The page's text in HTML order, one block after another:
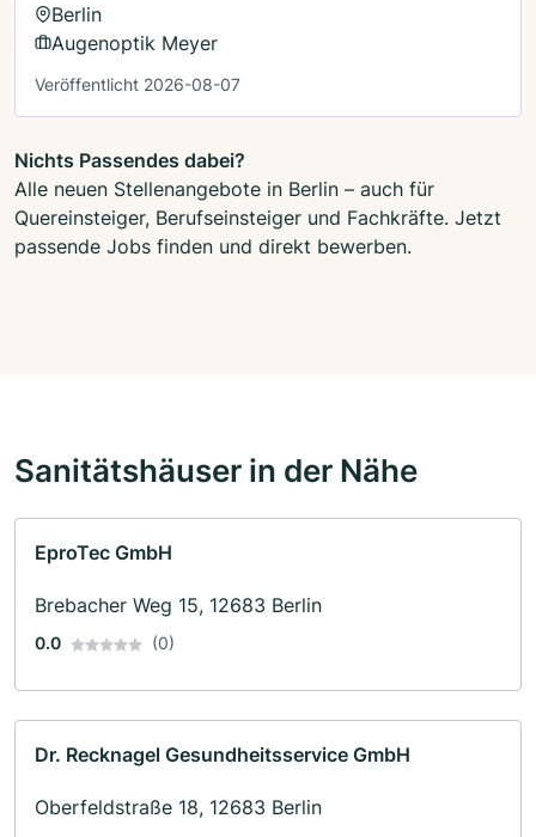
Berlin
Augenoptik Meyer
Veröffentlicht 2026-08-07
Nichts Passendes dabei?
Alle neuen Stellenangebote in Berlin – auch für
Quereinsteiger, Berufseinsteiger und Fachkräfte. Jetzt
passende Jobs finden und direkt bewerben.
Sanitätshäuser in der Nähe
EproTec GmbH
Brebacher Weg 15, 12683 Berlin
0.0 (0)
Dr. Recknagel Gesundheitsservice GmbH
Oberfeldstraße 18, 12683 Berlin